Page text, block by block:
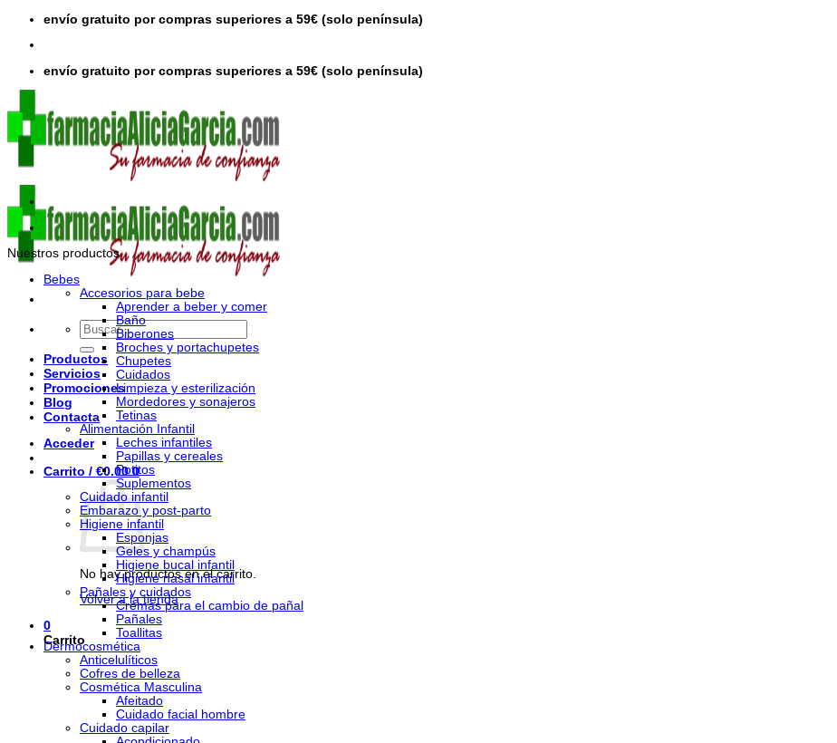
Saltar
contenido
envío gratuito por compras superiores a 59€ (solo península)
envío gratuito por compras superiores a 59€ (solo península)
Buscar
por:
Productos
Servicios
Promociones
Blog
Contacta
Acceder
Carrito / €0.00 0
No hay productos en el carrito.
Volver a la tienda
0
Carrito
Nuestros productos
Bebes
Accesorios para bebe
Aprender a beber y comer
Baño
Biberones
Broches y portachupetes
Chupetes
Cuidados
Limpieza y esterilización
Mordedores y sonajeros
Tetinas
Alimentación Infantil
Leches infantiles
Papillas y cereales
Potitos
Suplementos
Cuidado infantil
Embarazo y post-parto
Higiene infantil
Esponjas
Geles y champús
Higiene bucal infantil
Higiene nasal infantil
Pañales y cuidados
Cremas para el cambio de pañal
Pañales
Toallitas
Dermocosmética
Anticelulíticos
Cofres de belleza
Cosmética Masculina
Afeitado
Cuidado facial hombre
Cuidado capilar